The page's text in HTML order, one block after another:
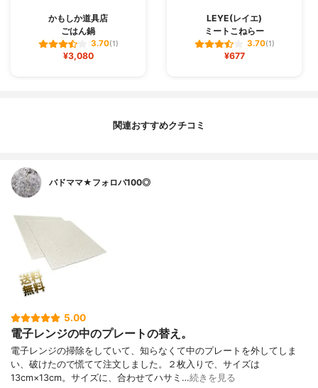
かもしか道具店
ごはん鍋
3.70(1)
¥3,080
LEYE(レイエ)
ミートこねらー
3.70(1)
¥677
関連おすすめクチコミ
バドママ★フォロバ100◎
5.00
電子レンジの中のプレートの替え。
電子レンジの掃除をしていて、知らなくて中のプレートを外してしま
い、破けたので慌てて注文しました。２枚入りで、サイズは
13cm×13cm。サイズに、合わせてハサミ…続きを見る